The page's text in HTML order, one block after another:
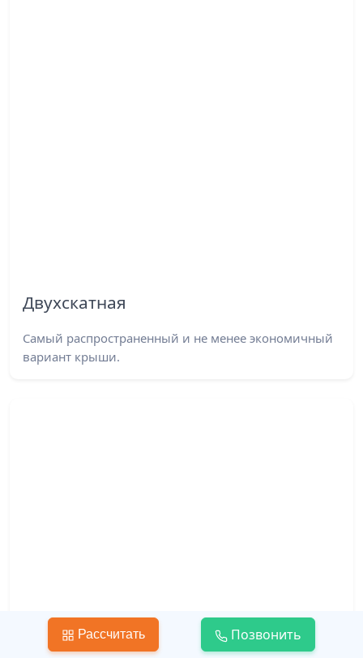
Двухскатная
Самый распространенный и не менее экономичный
вариант крыши.
Рассчитать Позвонить